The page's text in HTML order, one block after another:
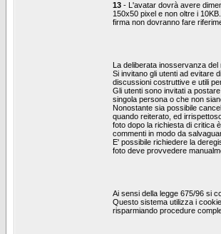
13 - L'avatar dovrà avere
150x50 pixel e non oltre i
firma non dovranno fare
La deliberata inosservanza
Si invitano gli utenti ad evitare
discussioni costruttive e utili
Gli utenti sono invitati a
singola persona o che non
Nonostante sia possibile
quando reiterato, ed
foto dopo la richiesta di critica
commenti in modo da
E' possibile richiedere la
foto deve provvedere
Ai sensi della legge 675/96 si
Questo sistema utilizza i
risparmiando procedure